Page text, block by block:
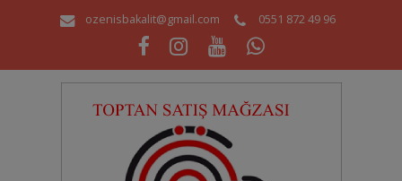
ozenisbakalit@gmail.com 0551 872 49 96